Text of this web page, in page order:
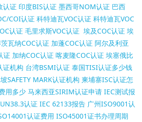
认证 印度BIS认证 墨西哥NOM认证 巴西
COI认证 科特迪瓦VOC认证 科特迪瓦VOC
认证 毛里求斯VOC认证 埃及COC认证 埃
瓦纳COC认证 加蓬COC认证 阿尔及利亚
证 加纳COC认证 喀麦隆COC认证 埃塞俄比
证机构 台湾BSMI认证 泰国TISI认证多少钱
SAFETY MARK认证机构 柬埔寨ISC认证怎
用多少 马来西亚SIRIM认证申请 IEC测试报
认证 IEC 62133报告 广州ISO9001认
认证费用 ISO45001证书办理周期